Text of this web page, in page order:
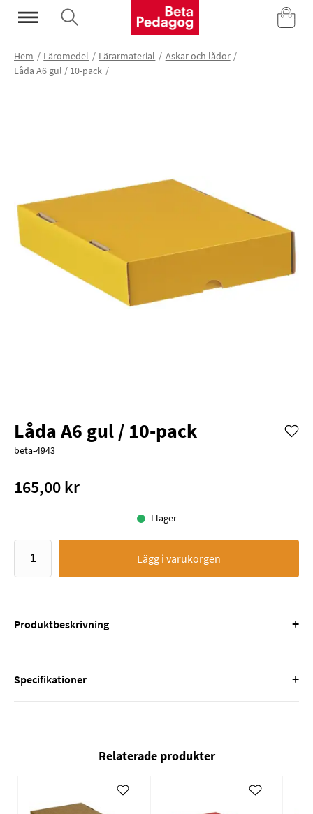
Mina Sidor
Hem Läromedel Lärarmaterial
Askar och lådor
Låda A6 gul / 10-pack
Låda A6 gul / 10-pack
beta-4943
165,00 kr
I lager
Lägg i varukorgen
Produktbeskrivning +
Specifikationer +
Relaterade produkter